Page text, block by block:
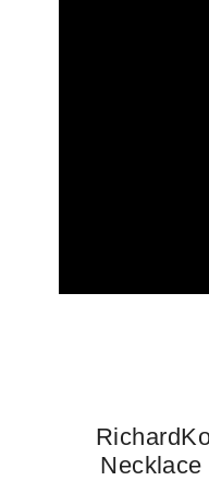
Necklace